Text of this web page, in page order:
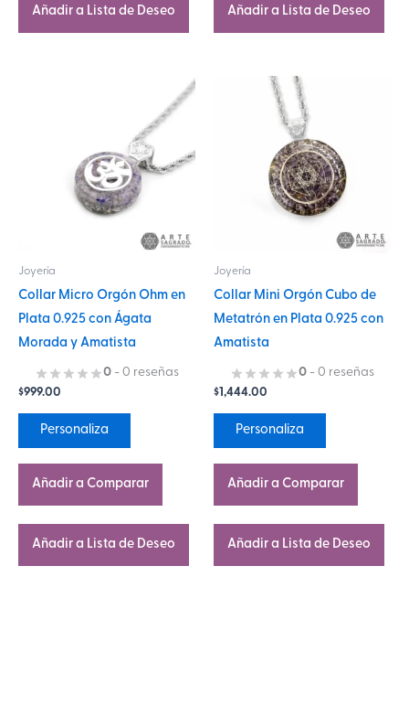
Añadir a Lista de Deseo Añadir a Lista de Deseo
Joyería
Collar Micro Orgón Ohm en
Plata 0.925 con Ágata
Morada y Amatista
0 - 0 reseñas
$999.00
Personaliza
producto
tiene
múltiples
variantes.
Las
elegir
en
la
página
Añadir a Comparar
Añadir a Lista de Deseo
Joyería
Collar Mini Orgón Cubo de
Metatrón en Plata 0.925 con
Amatista
0 - 0 reseñas
$1,444.00
Personaliza
múltiples
variantes.
Las
elegir
en
página
Añadir a Comparar
Añadir a Lista de Deseo